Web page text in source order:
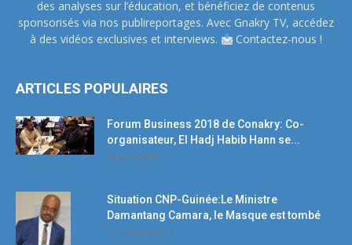
des analyses sur l’éducation, et bénéficiez de contenus
sponsorisés via nos publireportages. Avec Gnakry TV, accédez
à des vidéos exclusives et interviews.
Contactez-nous !
ARTICLES POPULAIRES
Forum Business 2018 de Conakry: Co-
organisateur, El Hadj Habib Hann se...
19 avril 2018
Situation CNP-Guinée:Le Ministre
Damantang Camara, le Masque est tombé
11 octobre 2017